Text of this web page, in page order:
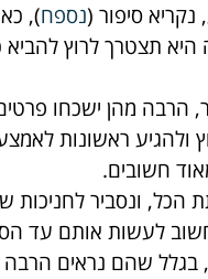
סיפור (נספח),
תצטרך לרוץ להביא
הרבה מהן ישכחו
ולהגיע ראשונות
חשובים.
הכל, ונסביר
לעשות אותם עד
שהם נראים הרבה